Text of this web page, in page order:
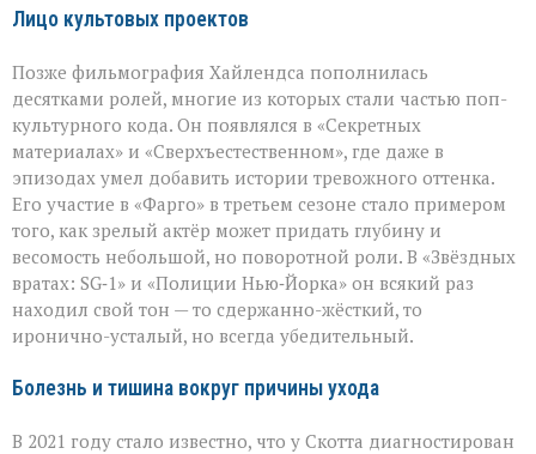
Лицо культовых проектов
Позже фильмография Хайлендса пополнилась
десятками ролей, многие из которых стали частью поп-
культурного кода. Он появлялся в «Секретных
материалах» и «Сверхъестественном», где даже в
эпизодах умел добавить истории тревожного оттенка.
Его участие в «Фарго» в третьем сезоне стало примером
того, как зрелый актёр может придать глубину и
весомость небольшой, но поворотной роли. В «Звёздных
вратах: SG‑1» и «Полиции Нью‑Йорка» он всякий раз
находил свой тон — то сдержанно-жёсткий, то
иронично-усталый, но всегда убедительный.
Болезнь и тишина вокруг причины ухода
В 2021 году стало известно, что у Скотта диагностирован